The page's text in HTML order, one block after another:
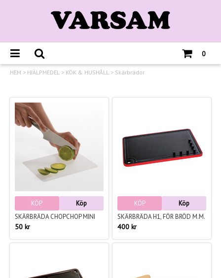
0
HEM > HJÄLPMEDEL > KÖK & HUSHÅLL > Skärbrädor
KÖP
Köp
SKÄRBRÄDA CHOPCHOP MINI
50 kr
KÖP
Köp
SKÄRBRÄDA H1, FÖR BRÖD M.M.
400 kr